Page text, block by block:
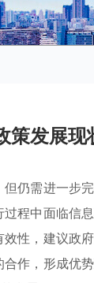
策发展现
仍需进一步
程中面临信
性，建议政
作，形成优